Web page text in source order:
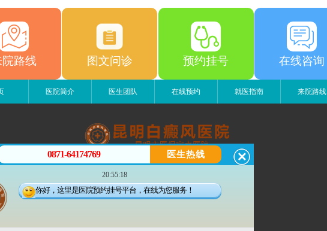
院路线 图文问诊 预约挂号 在线咨询
医院简介 医生团队 在线预约 就医指南 来院路线
昆明白癜风医院
昆明市五华区护国路2号
版权所有：昆明白癜风医院
联系电话：18206873279
0871-64174769 医生热线
20:55:18
你好，这里是医院预约挂号平台，在线为您服务！